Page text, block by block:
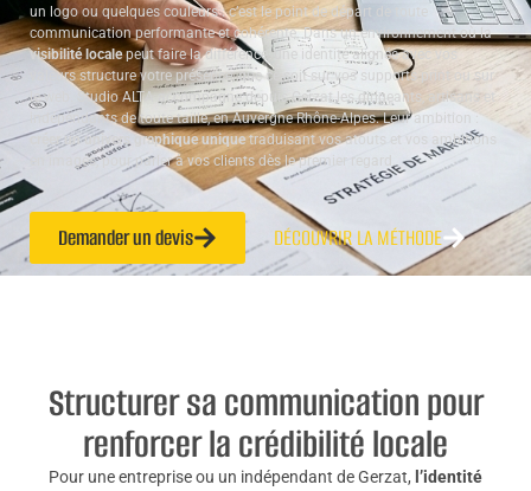
un logo ou quelques couleurs : c’est le point de départ de toute
communication performante et cohérente. Dans un environnement où la
visibilité localepeut faire la différence, une identité alignée avec vos
valeurs structure votre présence, que ce soit sur vos supports print ou sur
le web. Studio ALTA accompagne depuis Gerzat les dirigeants, artisans et
indépendants de toute taille, en Auvergne Rhône-Alpes. Leur ambition :
créer un univers graphique uniquetraduisant vos atouts et vos ambitions
en images, pour parler à vos clients dès le premier regard.
Demander un devis DÉCOUVRIR LA MÉTHODE
Structurer sa communication pour
renforcer la crédibilité locale
Pour une entreprise ou un indépendant de Gerzat, l’identité